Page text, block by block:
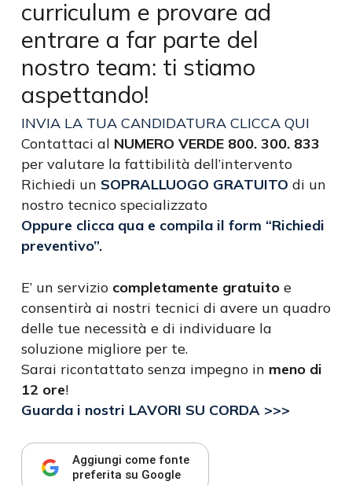
curriculum e provare ad
entrare a far parte del
nostro team: ti stiamo
aspettando!
INVIA LA TUA CANDIDATURA CLICCA QUI
Contattaci al NUMERO VERDE 800. 300. 833
per valutare la fattibilità dell’intervento
Richiedi un SOPRALLUOGO GRATUITO di un
nostro tecnico specializzato
Oppure clicca qua e compila il form “Richiedi
preventivo”.
E’ un servizio completamente gratuitoe
consentirà ai nostri tecnici di avere un quadro
delle tue necessità e di individuare la
soluzione migliore per te.
Sarai ricontattato senza impegno in meno di
12 ore!
Guarda i nostri LAVORI SU CORDA >>>
Aggiungi come fonte
preferita su Google